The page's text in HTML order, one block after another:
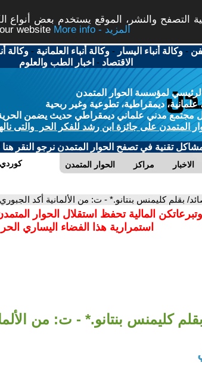
التصفح والنشر، الموقع يستخدم بعض أنواع
website
More info - المزيد
-وكالة أنباء اليسار -وكالة أنباء العلمانية -وكالة
الاقتصاد - اخبار الطب والعلوم
لمؤسسة الحوار المتمدن
علمانية، ديمقراطية، تطوعية وغير ربحية
مدني علماني ديمقراطي حديث يضمن الحرية
المتمدن على جائزة ابن رشد للفكر الحر والتى
مشاكل تقنية في تصفح الحوار المتمدن نرجو النقر هنا
الحوار المتمدن مراكز الاخبار كوردي
بقلم كليمنس بنتانو.* - ت: من الألمانية أكد الجبوري
المالية تحفظ استقلال الحوار
استمرارية هذا الفضاء اليساري الحر
كليمنس بنتانو.* - ت: من